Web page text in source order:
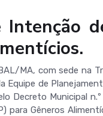
MA, com sede na
Equipe de
Decreto Municipal
para Gêneros